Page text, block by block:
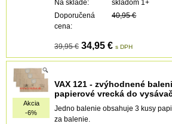
Na sklade:
skladom 1+
Doporučená
cena:
40,95 €
39,95 € 34,95 € s DPH
Akcia
-6%
VAX 121 - zvýhodnené
papierové vrecká do
Jedno balenie obsahuje 3 kusy
za balenie.